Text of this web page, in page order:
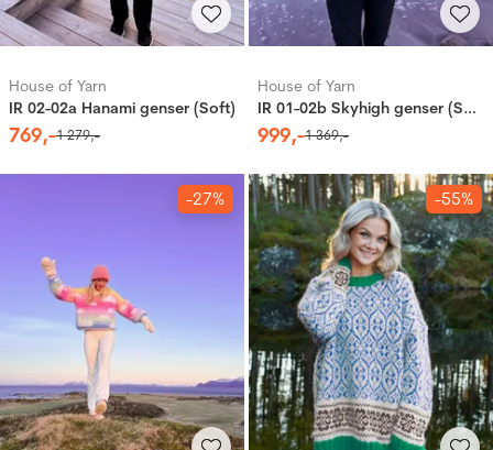
House of Yarn
IR 02-02a Hanami genser (Soft)
769,-1 279,-
House of Yarn
IR 01-02b Skyhigh genser (Soft)
999,-1 369,-
-27% -55%